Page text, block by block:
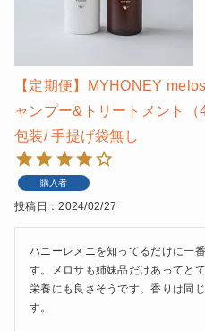
【定期便】MYHONEY
ャンプー&トリートメント
包装/ 手提げ袋無し
購入者
投稿日 2024/02/27
ハニーレメニを知ってるだけに一
す。メロサも姉妹品だけあってと
栄養にも良さそうです。香りは同
す。